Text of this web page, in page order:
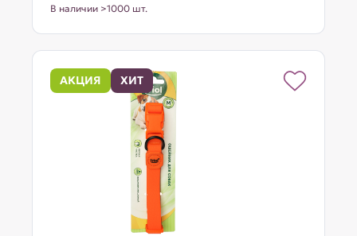
В наличии >1000 шт.
АКЦИЯ ХИТ